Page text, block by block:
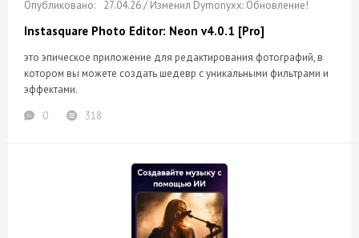
27.04.26 / Изменил Dymonyxx: Обновление!
Instasquare Photo Editor: Neon v4.0.1 [Pro]
это эпическое приложение для редактирования фотографий, в
котором вы можете создать шедевр с уникальными фильтрами и
эффектами.
0
318